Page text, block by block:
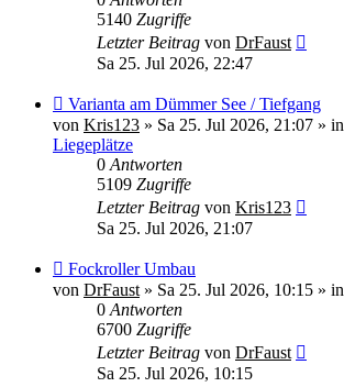
5140 Zugriffe
Letzter Beitrag von DrFaust
Sa 25. Jul 2026, 22:47
Neuer
Beitrag
Varianta am Dümmer See / Tiefgang
von Kris123 » Sa 25. Jul 2026, 21:07 » in
Liegeplätze
0 Antworten
5109 Zugriffe
Letzter Beitrag von Kris123
Sa 25. Jul 2026, 21:07
Neuer
Beitrag
Fockroller Umbau
von DrFaust » Sa 25. Jul 2026, 10:15 » in
0 Antworten
6700 Zugriffe
Letzter Beitrag von DrFaust
Sa 25. Jul 2026, 10:15